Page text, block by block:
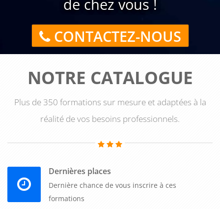
de chez vous !
CONTACTEZ-NOUS
NOTRE CATALOGUE
Plus de 350 formations sur mesure et adaptées à la
réalité de vos besoins professionnels.
Dernières places
Dernière chance de vous inscrire à ces
formations